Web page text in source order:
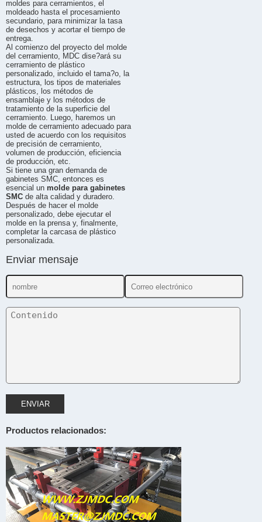
moldes para cerramientos, el
moldeado hasta el procesamiento
secundario, para minimizar la tasa
de desechos y acortar el tiempo de
entrega.
Al comienzo del proyecto del molde
del cerramiento, MDC dise?ará su
cerramiento de plástico
personalizado, incluido el tama?o, la
estructura, los tipos de materiales
plásticos, los métodos de
ensamblaje y los métodos de
tratamiento de la superficie del
cerramiento. Luego, haremos un
molde de cerramiento adecuado para
usted de acuerdo con los requisitos
de precisión de cerramiento,
volumen de producción, eficiencia
de producción, etc.
Si tiene una gran demanda de
gabinetes SMC, entonces es
esencial un molde para gabinetes
SMC de alta calidad y duradero.
Después de hacer el molde
personalizado, debe ejecutar el
molde en la prensa y, finalmente,
completar la carcasa de plástico
personalizada.
Enviar mensaje
ENVIAR
Productos relacionados: